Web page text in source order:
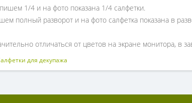
1/4 и на фото показана 1/4 салфетки.
полный разворот и на фото салфетка показана в
отличаться от цветов на экране монитора, в
для декупажа